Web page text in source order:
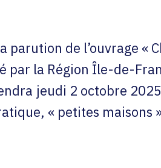
parution de l’ouvrage «
la Région Île-de-
jeudi 2 octobre
« petites maisons